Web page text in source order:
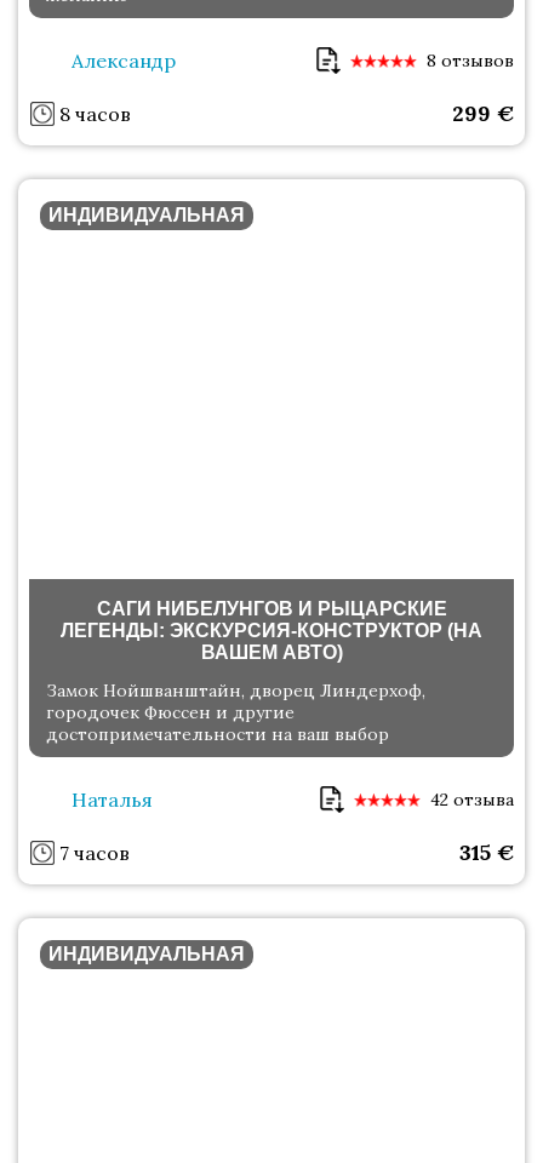
Александр 8 отзывов
8 часов 299 €
ИНДИВИДУАЛЬНАЯ
САГИ НИБЕЛУНГОВ И РЫЦАРСКИЕ
ЛЕГЕНДЫ: ЭКСКУРСИЯ-КОНСТРУКТОР (НА
ВАШЕМ АВТО)
Замок Нойшванштайн, дворец Линдерхоф,
городочек Фюссен и другие
достопримечательности на ваш выбор
Наталья 42 отзыва
7 часов 315 €
ИНДИВИДУАЛЬНАЯ